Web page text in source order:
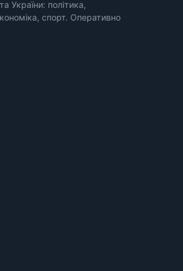
України: політика,
спорт. Оперативно